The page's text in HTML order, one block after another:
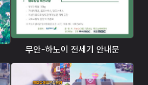
무안-하노이 전세기 안내문